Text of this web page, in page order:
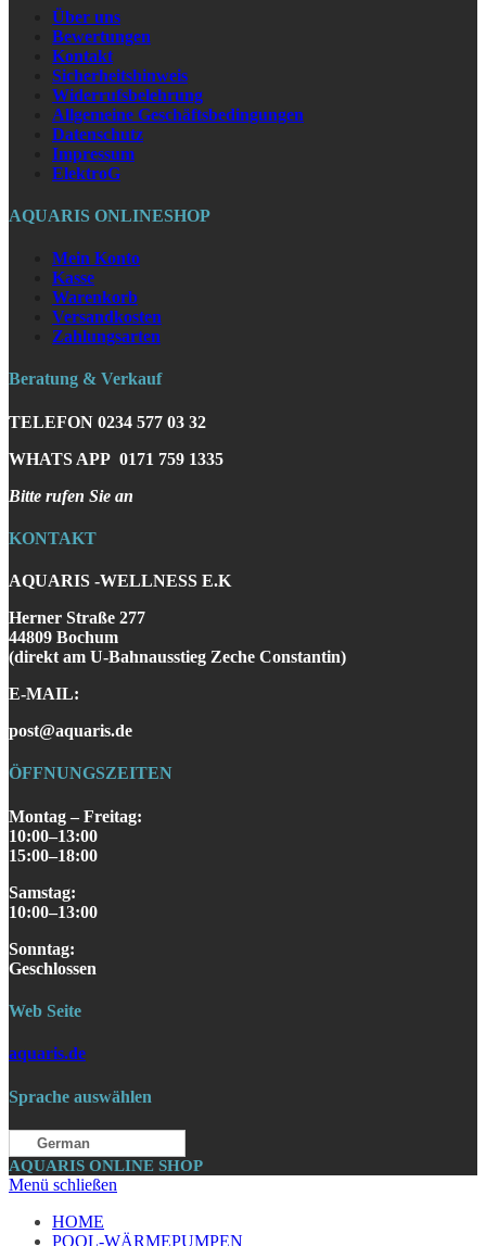
Über uns
Bewertungen
Kontakt
Sicherheitshinweis
Widerrufsbelehrung
Allgemeine Geschäftsbedingungen
Datenschutz
Impressum
ElektroG
AQUARIS ONLINESHOP
Mein Konto
Kasse
Warenkorb
Versandkosten
Zahlungsarten
Beratung & Verkauf
TELEFON 0234 577 03 32
WHATS APP 0171 759 1335
Bitte rufen Sie an
KONTAKT
AQUARIS -WELLNESS E.K
Herner Straße 277
44809 Bochum
(direkt am U-Bahnausstieg Zeche Constantin)
E-MAIL:
post@aquaris.de
ÖFFNUNGSZEITEN
Montag – Freitag:
10:00–13:00
15:00–18:00
Samstag:
10:00–13:00
Sonntag:
Geschlossen
Web Seite
aquaris.de
Sprache auswählen
German
AQUARIS ONLINE SHOP
Menü schließen
HOME
POOL-WÄRMEPUMPEN